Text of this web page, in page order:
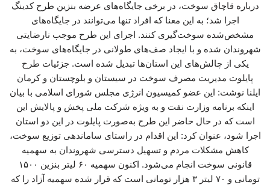
درباره قاچاق سوخت، در برخی جایگاه‌های عرضه بنزین طرح کدینگ
اجرا شد؛ به این معنا که افراد تنها می‌توانند در جایگاه‌های
مشخص‌شده سوخت‌گیری کنند. اجرای این طرح موجب نارضایتی
شهروندان شده و با ایجاد صف‌های طولانی در جایگاه‌های سوخت، به
یکی از چالش‌های این استان‌ها تبدیل شده است. جزئیات طرح
پایلوت مدیریت مصرف سوخت در سیستان و بلوچستان و کرمان
ایلنا نوشت: این عضو کمیسیون انرژی مجلس شورای اسلامی با بیان
اینکه برنامه وزارت نفت و به ویژه شرکت ملی پخش و پالایش این
است که در حال حاضر این طرح به‌صورت پایلوت در این دو استان
اجرا شود، عنوان کرد: این اقدام در راستای ساماندهی توزیع سوخت،
کاهش مشکلات مردم و تسهیل دسترسی شهروندان به سهمیه
قانونی سوخت انجام می‌شود. اکنون سهمیه ۶۰ لیتر بنزین ۱۵۰۰
تومانی و ۷۰ لیتر ۳ هزار تومانی است که قرار شده سهمیه آزاد را که